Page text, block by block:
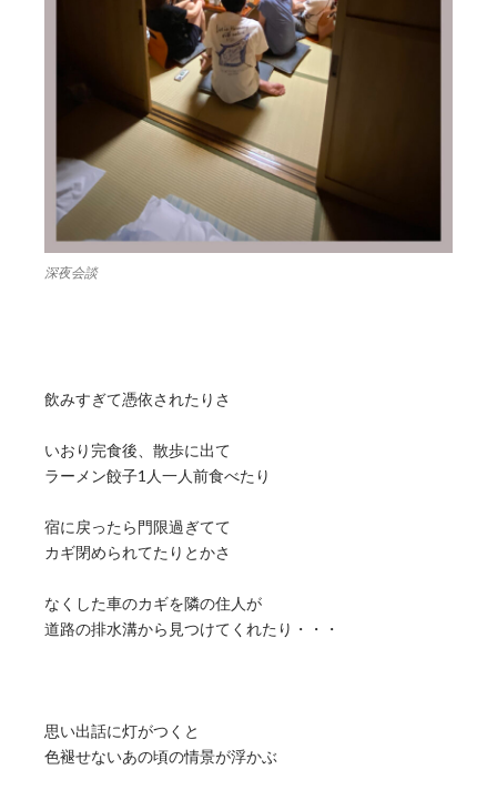
深夜会談
飲みすぎて憑依されたりさ
いおり完食後、散歩に出て
ラーメン餃子1人一人前食べたり
宿に戻ったら門限過ぎてて
カギ閉められてたりとかさ
なくした車のカギを隣の住人が
道路の排水溝から見つけてくれたり・・・
思い出話に灯がつくと
色褪せないあの頃の情景が浮かぶ